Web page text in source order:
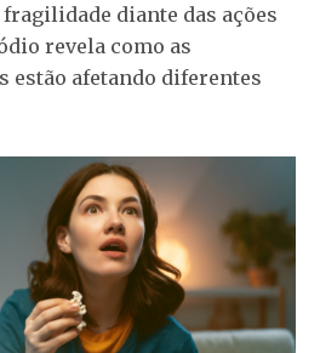
diante das ações
revela como as
estão afetando diferentes